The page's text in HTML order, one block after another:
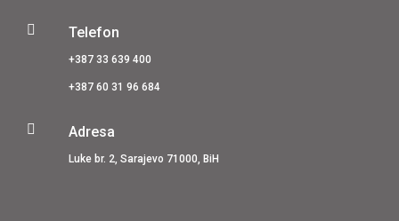
 Telefon
+387 33 639 400
+387 60 31 96 684
 Adresa
Luke br. 2, Sarajevo 71000, BiH